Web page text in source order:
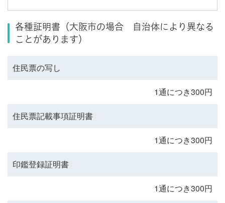
各種証明書（大阪市の場合 自治体により異なる
ことがあります）
住民票の写し
1通につき300円
住民票記載事項証明書
1通につき300円
印鑑登録証明書
1通につき300円